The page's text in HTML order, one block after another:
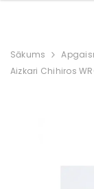
Sākums
Aizkari Chihiros